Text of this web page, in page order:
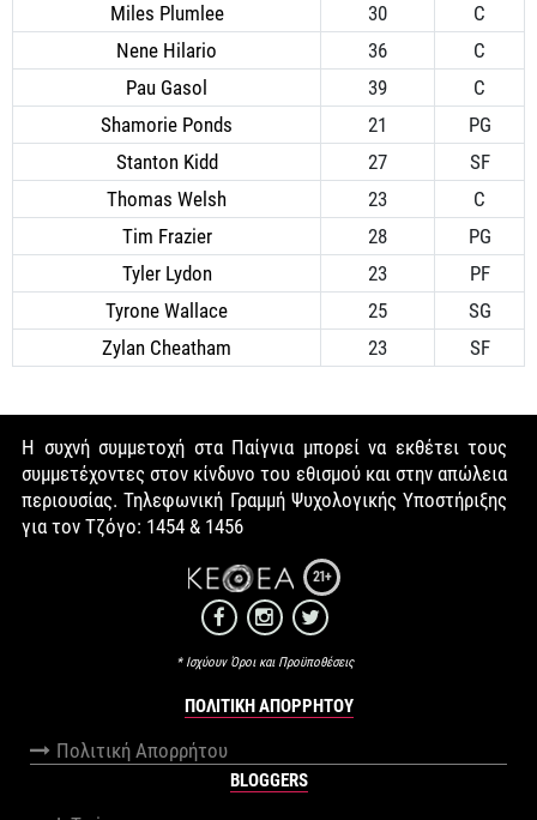
Miles Plumlee
30
C
Nene Hilario
36
C
Pau Gasol
39
C
Shamorie Ponds
21
PG
Stanton Kidd
27
SF
Thomas Welsh
23
C
Tim Frazier
28
PG
Tyler Lydon
23
PF
Tyrone Wallace
25
SG
Zylan Cheatham
23 SF
Η συχνή συμμετοχή στα Παίγνια μπορεί να εκθέτει τους
συμμετέχοντες στον κίνδυνο του εθισμού και στην απώλεια
περιουσίας. Τηλεφωνική Γραμμή Ψυχολογικής Υποστήριξης
για τον Τζόγο: 1454 & 1456
21+
* Ισχύουν Όροι και Προϋποθέσεις
ΠΟΛΙΤΙΚΉ ΑΠΟΡΡΉΤΟΥ
Πολιτική Απορρήτου
BLOGGERS